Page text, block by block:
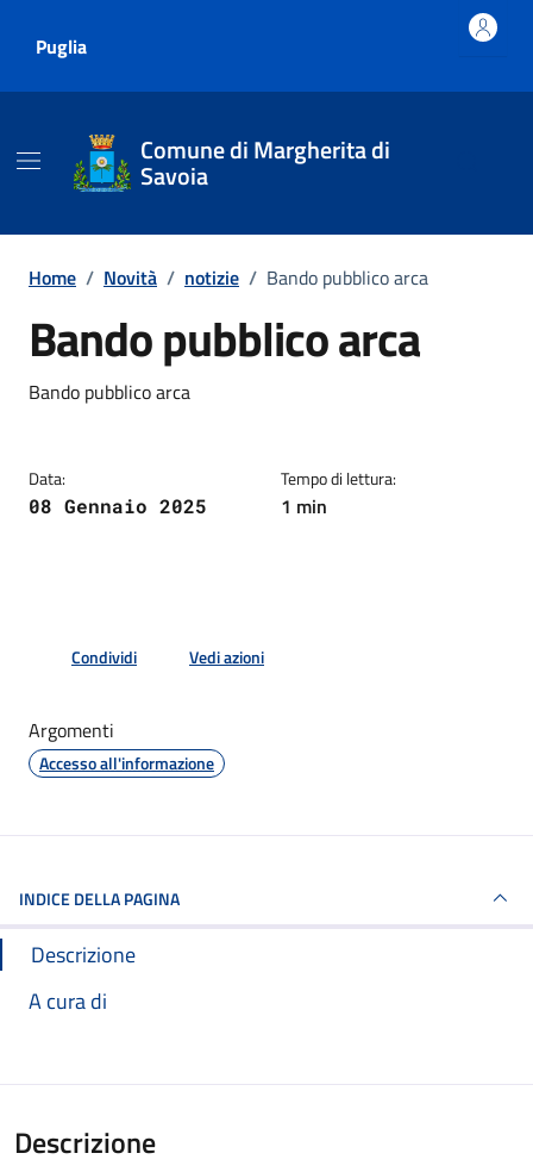
Puglia
Comune di Margherita di
Savoia
Home / Novità / notizie / Bando pubblico arca
Bando pubblico arca
Dettagli della notizia
Bando pubblico arca
Data:
08 Gennaio 2025
Tempo di lettura:
1 min
Condividi Vedi azioni
Argomenti
Accesso all'informazione
INDICE DELLA PAGINA
Descrizione
A cura di
Descrizione